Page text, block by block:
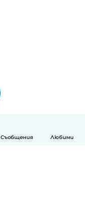
Съобщения Любими